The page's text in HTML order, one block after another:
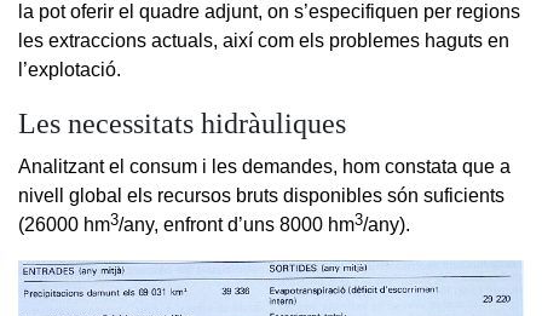
la pot oferir el quadre adjunt, on s’especifiquen per regions
les extraccions actuals, així com els problemes haguts en
l’explotació.
Les necessitats hidràuliques
Analitzant el consum i les demandes, hom constata que a
nivell global els recursos bruts disponibles són suficients
(26000 hm3/any, enfront d’uns 8000 hm3/any).